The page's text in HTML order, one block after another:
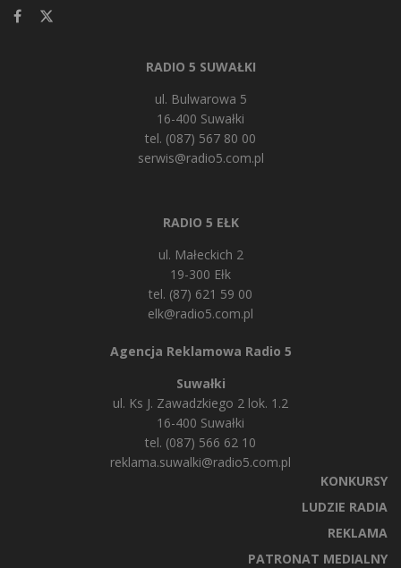
RADIO 5 SUWAŁKI
ul. Bulwarowa 5
16-400 Suwałki
tel. (087) 567 80 00
serwis@radio5.com.pl
RADIO 5 EŁK
ul. Małeckich 2
19-300 Ełk
tel. (87) 621 59 00
elk@radio5.com.pl
Agencja Reklamowa Radio 5
Suwałki
ul. Ks J. Zawadzkiego 2 lok. 1.2
16-400 Suwałki
tel. (087) 566 62 10
reklama.suwalki@radio5.com.pl
KONKURSY
LUDZIE RADIA
REKLAMA
PATRONAT MEDIALNY